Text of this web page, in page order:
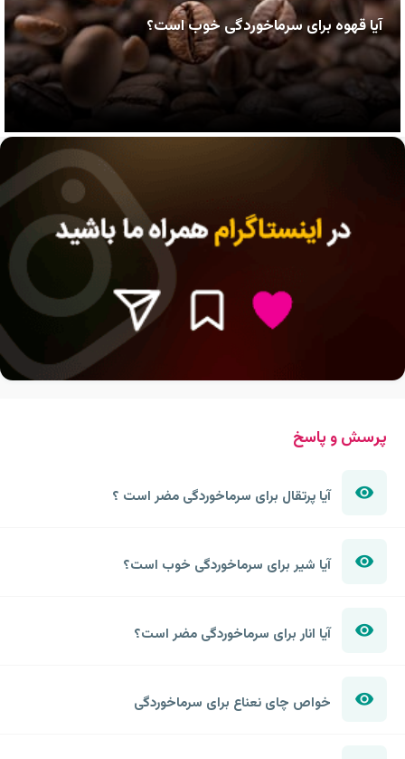
آیا قهوه برای سرماخوردگی خوب است؟
پرسش و پاسخ
آیا پرتقال برای سرماخوردگی مضر است ؟
آیا شیر برای سرماخوردگی خوب است؟
آیا انار برای سرماخوردگی مضر است؟
خواص چای نعناع برای سرماخوردگی